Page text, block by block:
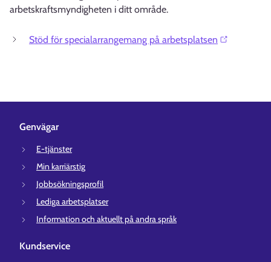
arbetskraftsmyndigheten i ditt område.
Stöd för specialarrangemang på arbetsplatsen⁠
Genvägar
E-tjänster
Min karriärstig
Jobbsökningsprofil
Lediga arbetsplatser
Information och aktuellt på andra språk
Kundservice